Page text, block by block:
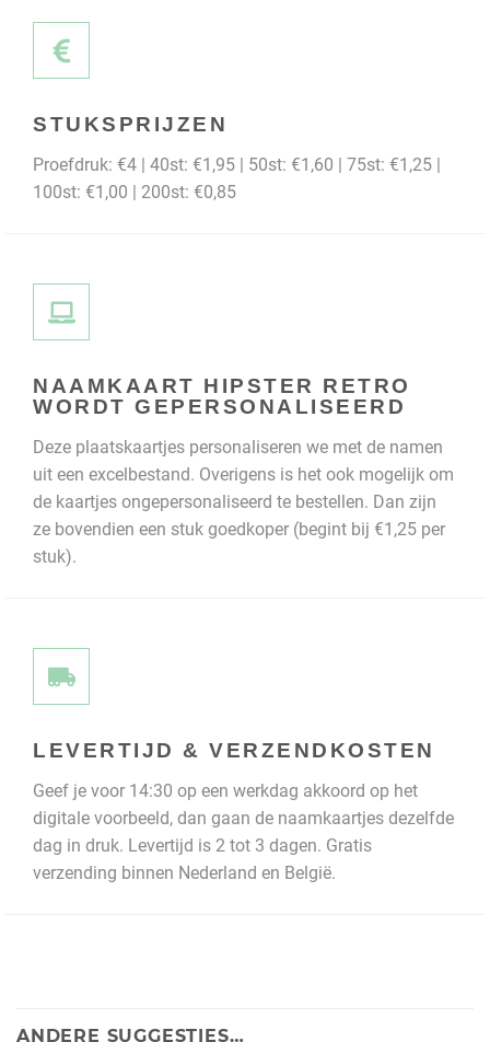
STUKSPRIJZEN
Proefdruk: €4 | 40st: €1,95 | 50st: €1,60 | 75st: €1,25 |
100st: €1,00 | 200st: €0,85
NAAMKAART HIPSTER RETRO
WORDT GEPERSONALISEERD
Deze plaatskaartjes personaliseren we met de namen
uit een excelbestand. Overigens is het ook mogelijk om
de kaartjes ongepersonaliseerd te bestellen. Dan zijn
ze bovendien een stuk goedkoper (begint bij €1,25 per
stuk).
LEVERTIJD & VERZENDKOSTEN
Geef je voor 14:30 op een werkdag akkoord op het
digitale voorbeeld, dan gaan de naamkaartjes dezelfde
dag in druk. Levertijd is 2 tot 3 dagen. Gratis
verzending binnen Nederland en België.
ANDERE SUGGESTIES…